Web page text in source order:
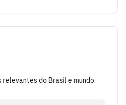
do Brasil e mundo.